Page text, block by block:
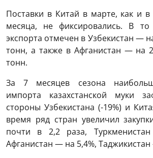
Поставки в Китай в марте, как и
месяца, не фиксировались. В
экспорта отмечен в Узбекистан —
тонн, а также в Афганистан — на
тонн.
За 7 месяцев сезона
импорта казахстанской муки
стороны Узбекистана (-19%) и
время ряд стран увеличил
почти в 2,2 раза,
Афганистан — на 5,4%,